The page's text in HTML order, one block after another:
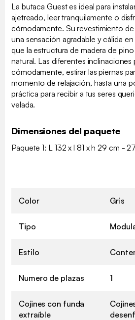
La butaca Guest es ideal para
ajetreado, leer tranquilamente o
cómodamente. Su revestimiento
una sensación agradable y cálida en
que la estructura de madera de
natural. Las diferentes inclinaciones
cómodamente, estirar las piernas
momento de relajación, hasta una
práctica para recibir a tus seres
velada.
Dimensiones del paquete
Paquete 1: L 132 x l 81 x h 29 cm -
Color Gris
Tipo
Estilo
Numero de plazas 1
Cojines con funda
extraíble